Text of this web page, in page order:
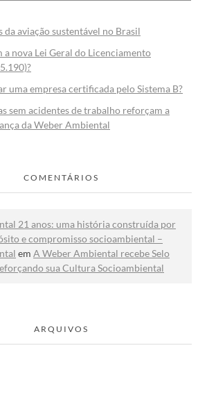
da aviação sustentável no Brasil
a nova Lei Geral do Licenciamento
uma empresa certificada pelo Sistema B?
sem acidentes de trabalho reforçam a
da Weber Ambiental
COMENTÁRIOS
21 anos: uma história construída por
e compromisso socioambiental –
em A Weber Ambiental recebe Selo
sua Cultura Socioambiental
ARQUIVOS